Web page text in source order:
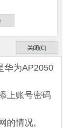
华为AP2050
上账号密码
的情况。